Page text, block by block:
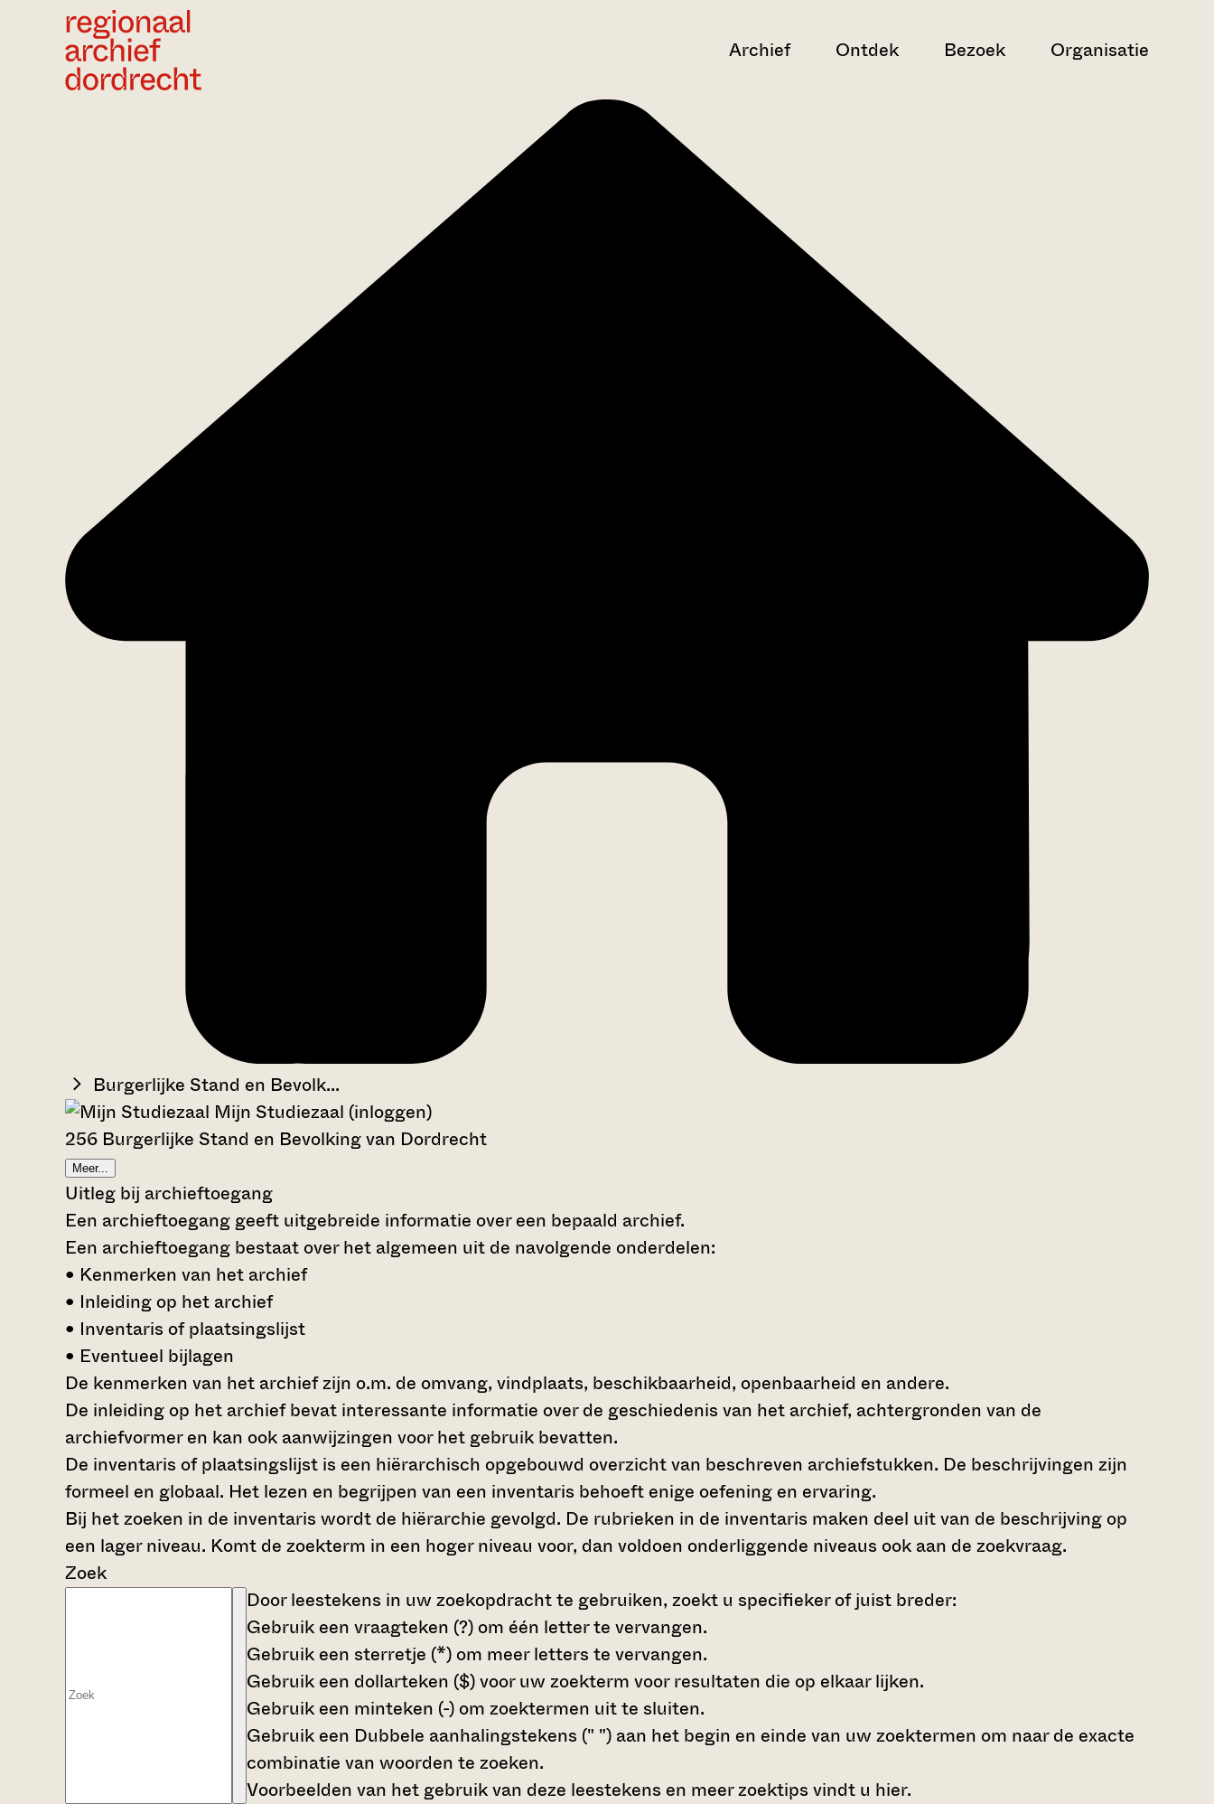
Archief Ontdek Bezoek Organisatie
Burgerlijke Stand en Bevolk...
Mijn Studiezaal (inloggen)
256 Burgerlijke Stand en Bevolking van Dordrecht
Meer...
Uitleg bij archieftoegang
Een archieftoegang geeft uitgebreide informatie over een bepaald archief.
Een archieftoegang bestaat over het algemeen uit de navolgende onderdelen:
• Kenmerken van het archief
• Inleiding op het archief
• Inventaris of plaatsingslijst
• Eventueel bijlagen
De kenmerken van het archief zijn o.m. de omvang, vindplaats, beschikbaarheid, openbaarheid en andere.
De inleiding op het archief bevat interessante informatie over de geschiedenis van het archief, achtergronden van de
archiefvormer en kan ook aanwijzingen voor het gebruik bevatten.
De inventaris of plaatsingslijst is een hiërarchisch opgebouwd overzicht van beschreven archiefstukken. De beschrijvingen zijn
formeel en globaal. Het lezen en begrijpen van een inventaris behoeft enige oefening en ervaring.
Bij het zoeken in de inventaris wordt de hiërarchie gevolgd. De rubrieken in de inventaris maken deel uit van de beschrijving op
een lager niveau. Komt de zoekterm in een hoger niveau voor, dan voldoen onderliggende niveaus ook aan de zoekvraag.
Zoek
Door leestekens in uw zoekopdracht te gebruiken, zoekt u specifieker of juist breder:
Gebruik een vraagteken (?) om één letter te vervangen.
Gebruik een sterretje (*) om meer letters te vervangen.
Gebruik een dollarteken ($)voor uw zoekterm voor resultaten die op elkaar lijken.
Gebruik een minteken (-) om zoektermen uit te sluiten.
Gebruik een Dubbele aanhalingstekens (" ") aan het begin en einde van uw zoektermen om naar de exacte
combinatie van woorden te zoeken.
Voorbeelden van het gebruik van deze leestekens en meer zoektips vindt u hier.